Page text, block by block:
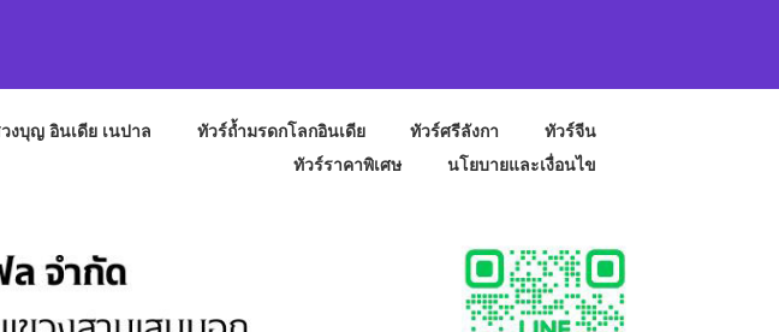
งบุญ อินเดีย เนปาล ทัวร์ถ้ำมรดกโลกอินเดีย ทัวร์ศรีลังกา
ทัวร์จีน
ทัวร์ราคาพิเศษ
นโยบายและเงื่อนไข